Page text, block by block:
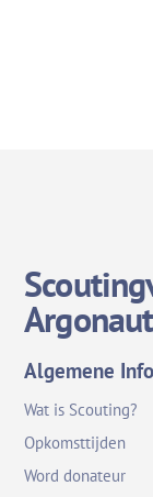
Algemene
Wat is Scouting?
Opkomsttijden
Word donateur